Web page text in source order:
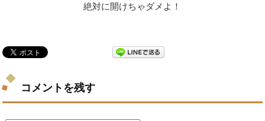
絶対に開けちゃダメよ！
コメントを残す